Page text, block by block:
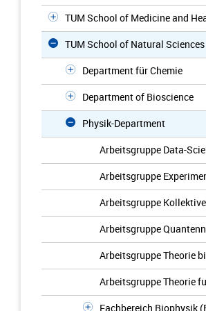
TUM School of Medicine and
TUM School of Natural Sciences
Department für Chemie
Department of Bioscience
Physik-Department
Arbeitsgruppe Data-
Arbeitsgruppe
Arbeitsgruppe
Arbeitsgruppe
Arbeitsgruppe Theorie
Arbeitsgruppe Theorie
Fachbereich Biophysik